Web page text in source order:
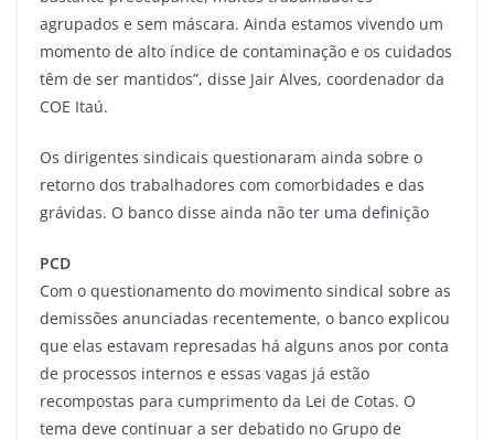
agrupados e sem máscara. Ainda estamos vivendo um
momento de alto índice de contaminação e os cuidados
têm de ser mantidos”, disse Jair Alves, coordenador da
COE Itaú.
Os dirigentes sindicais questionaram ainda sobre o
retorno dos trabalhadores com comorbidades e das
grávidas. O banco disse ainda não ter uma definição
PCD
Com o questionamento do movimento sindical sobre as
demissões anunciadas recentemente, o banco explicou
que elas estavam represadas há alguns anos por conta
de processos internos e essas vagas já estão
recompostas para cumprimento da Lei de Cotas. O
tema deve continuar a ser debatido no Grupo de